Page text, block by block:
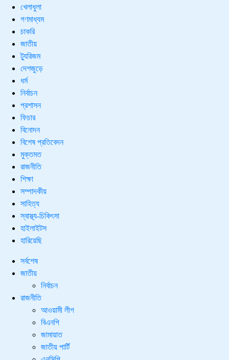
খেলাধুলা
গণমাধ্যম
চাকরি
জাতীয়
ট্যুরিজম
দেশজুড়ে
ধর্ম
নির্বাচন
প্রশাসন
ফিচার
বিনোদন
বিশেষ প্রতিবেদন
মুক্তমত
রাজনীতি
শিক্ষা
সম্পাদকীয়
সাহিত্য
স্বাস্থ্য-চিকিৎসা
হাইলাইটস
হারিয়েছি
সর্বশেষ
জাতীয়
নির্বাচন
রাজনীতি
আওয়ামী লীগ
বিএনপি
জামায়াত
জাতীয় পার্টি